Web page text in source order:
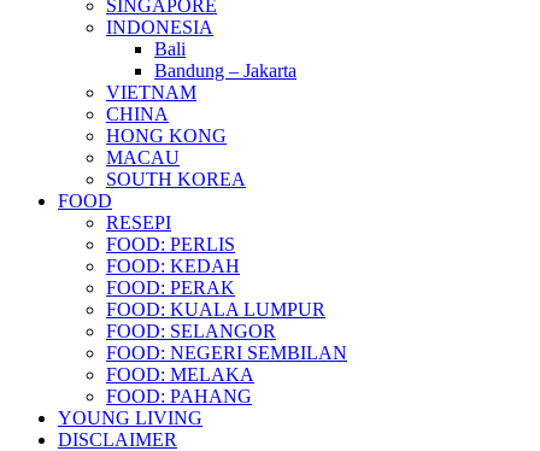
SINGAPORE
INDONESIA
Bali
Bandung – Jakarta
VIETNAM
CHINA
HONG KONG
MACAU
SOUTH KOREA
FOOD
RESEPI
FOOD: PERLIS
FOOD: KEDAH
FOOD: PERAK
FOOD: KUALA LUMPUR
FOOD: SELANGOR
FOOD: NEGERI SEMBILAN
FOOD: MELAKA
FOOD: PAHANG
YOUNG LIVING
DISCLAIMER